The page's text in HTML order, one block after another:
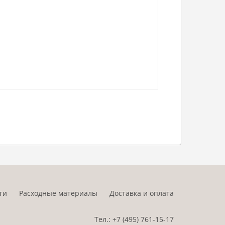
Расходные материалы Доставка и оплата
Тел.: +7 (495) 761-15-17